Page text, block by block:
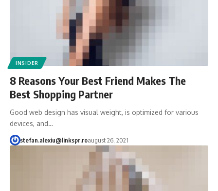
INSIDER
8 Reasons Your Best Friend Makes The
Best Shopping Partner
Good web design has visual weight, is optimized for various
devices, and…
stefan.alexiu@linkspr.roaugust 26, 2021